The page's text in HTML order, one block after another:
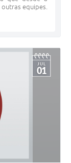
equipes.
JUL
01